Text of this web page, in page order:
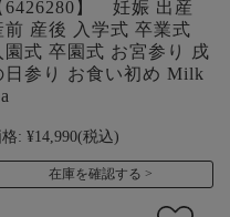
6426280】 妊娠 出産
前 産後 入学式 卒業式
園式 卒園式 お宮参り 戌
日参り お食い初め Milk
: ¥14,990(税込)
在庫を確認する